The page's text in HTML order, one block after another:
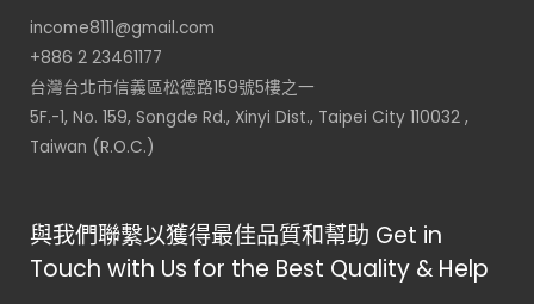
income8111@gmail.com
+886 2 23461177
台灣台北市信義區松德路159號5樓之一
5F.-1, No. 159, Songde Rd., Xinyi Dist., Taipei City 110032 ,
Taiwan (R.O.C.)
與我們聯繫以獲得最佳品質和幫助 Get in
Touch with Us for the Best Quality & Help